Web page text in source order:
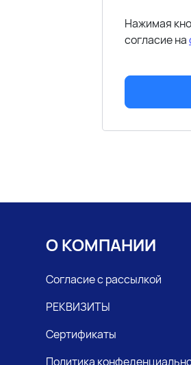
Нажимая
согласие на
О КОМПАНИИ
Согласие с рассылкой
РЕКВИЗИТЫ
Сертификаты
Политика